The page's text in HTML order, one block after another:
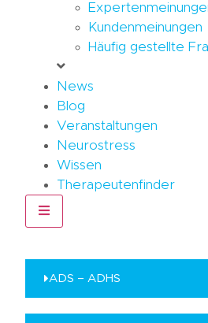
Kundenmeinungen
Häufig gestellte
News
Blog
Veranstaltungen
Neurostress
Wissen
Therapeutenfinder
Hamburger Toggle Menu
ADS – ADHS